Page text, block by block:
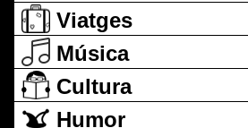
Viatges
Música
Cultura
Humor